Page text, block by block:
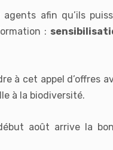
afin qu’ils
:
à cet appel d’offres
à la biodiversité.
août arrive la